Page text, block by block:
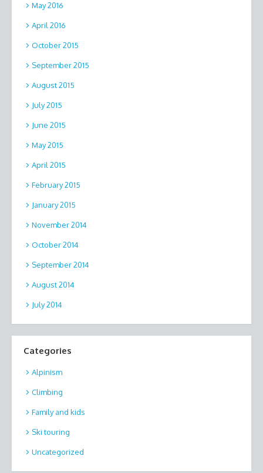
May 2016
April 2016
October 2015
September 2015
August 2015
July 2015
June 2015
May 2015
April 2015
February 2015
January 2015
November 2014
October 2014
September 2014
August 2014
July 2014
Categories
Alpinism
Climbing
Family and kids
Ski touring
Uncategorized